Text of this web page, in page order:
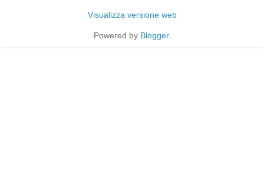
Visualizza versione web
Powered by Blogger.